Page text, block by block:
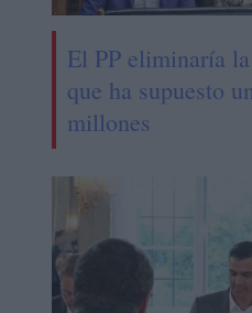
El PP eliminaría
que ha supuesto
millones